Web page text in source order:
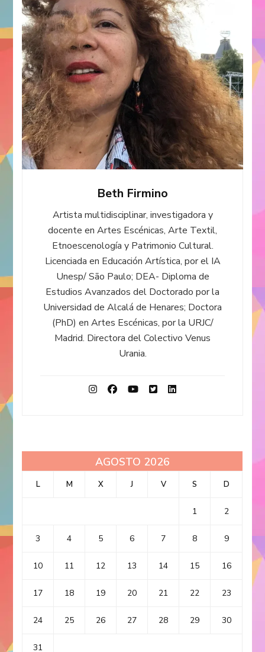
Beth Firmino
Artista multidisciplinar, investigadora y
docente en Artes Escénicas, Arte Textil,
Etnoescenología y Patrimonio Cultural.
Licenciada en Educación Artística, por el IA
Unesp/ São Paulo; DEA- Diploma de
Estudios Avanzados del Doctorado por la
Universidad de Alcalá de Henares; Doctora
(PhD) en Artes Escénicas, por la URJC/
Madrid. Directora del Colectivo Venus
Urania.
AGOSTO 2026
L M X J V S D
1 2
3 4 5 6 7 8 9
10 11 12 13 14 15 16
17 18 19 20 21 22 23
24 25 26 27 28 29 30
31